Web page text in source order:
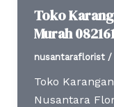
Toko
Murah
nusantaraflorist /
Toko
Nusantara